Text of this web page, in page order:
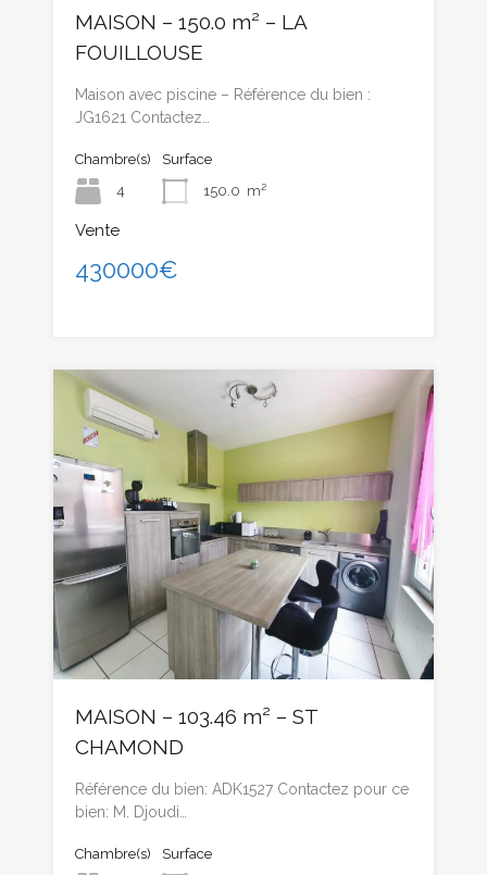
MAISON – 150.0 m² – LA
FOUILLOUSE
Maison avec piscine – Référence du bien :
JG1621 Contactez…
Chambre(s)
4
Surface
150.0 m²
Vente
430000€
MAISON – 103.46 m² – ST
CHAMOND
Référence du bien: ADK1527 Contactez pour ce
bien: M. Djoudi…
Chambre(s)
Surface